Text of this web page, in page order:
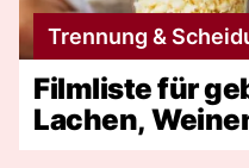
Trennung &
Filmliste für
Lachen,